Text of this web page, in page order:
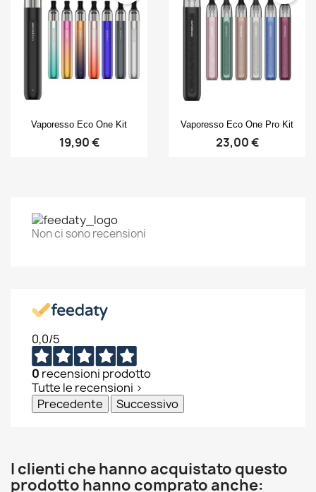
Anteprima
Vaporesso Eco One Kit
19,90 €
Anteprima
Vaporesso Eco One Pro Kit
23,00 €
Non ci sono recensioni
0,0/5
0 recensioni prodotto
Tutte le recensioni >
Precedente
Successivo
I clienti che hanno acquistato questo
prodotto hanno comprato anche: